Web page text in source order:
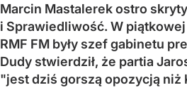
Marcin Mastalerek ostro
i Sprawiedliwość. W
RMF FM były szef gabinetu
Dudy stwierdził, że partia
"jest dziś gorszą opozycją niż